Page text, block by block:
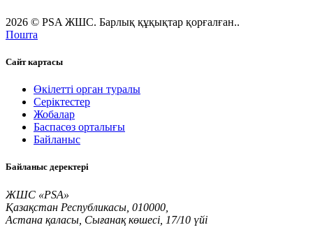
2026 © PSA ЖШС. Барлық құқықтар қорғалған..
Пошта
Сайт картасы
Өкілетті орган туралы
Серіктестер
Жобалар
Баспасөз орталығы
Байланыс
Байланыс деректері
ЖШС «PSA»
Қазақстан Республикасы, 010000,
Астана қаласы, Сығанақ көшесі, 17/10 үйі